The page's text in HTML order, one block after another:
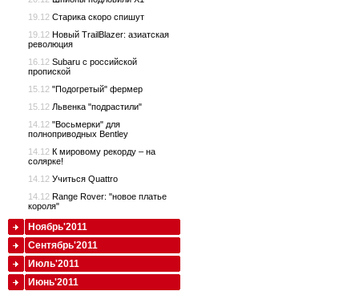
19.12 Старика скоро спишут
19.12 Новый TrailBlazer: азиатская
революция
16.12 Subaru с российской
пропиской
15.12 "Подогретый" фермер
15.12 Львенка "подрастили"
14.12 "Восьмерки" для
полноприводных Bentley
14.12 К мировому рекорду – на
солярке!
14.12 Учиться Quattro
14.12 Range Rover: "новое платье
короля"
Ноябрь'2011
Сентябрь'2011
Июль'2011
Июнь'2011